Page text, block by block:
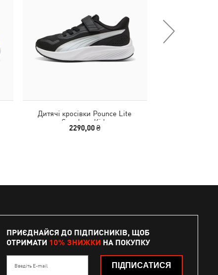
Дитячі кросівки Pounce Lite
Sneakers Kids
2290,00 ₴
ПРИЄДНАЙСЯ ДО ПІДПИСНИКІВ, ЩОБ
ОТРИМАТИ 10% ЗНИЖКИ НА ПОКУПКУ
Введіть E-mail ПІДПИСАТИСЯ